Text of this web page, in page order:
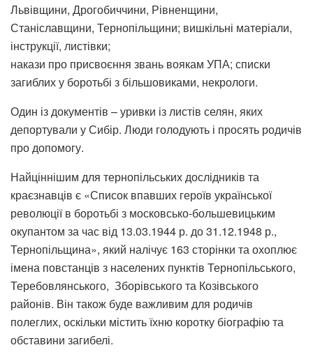
Львівщини, Дрогобиччини, Рівненщини,
Станіславщини, Тернопільщини; вишкільні матеріали,
інструкції, листівки;
накази про присвоєння звань воякам УПА; списки
загиблих у боротьбі з більшовиками, некрологи.
Один із документів – уривки із листів селян, яких
депортували у Сибір. Люди голодують і просять родичів
про допомогу.
Найціннішим для тернопільських дослідників та
краєзнавців є «Список впавших героїв української
революції в боротьбі з московсько-большевицьким
окупантом за час від 13.03.1944 р. до 31.12.1948 р.,
Тернопільщина», який налічує 163 сторінки та охоплює
імена повстанців з населених пунктів Тернопільського,
Теребовлянського, Зборівського та Козівського
районів. Він також буде важливим для родичів
полеглих, оскільки містить їхню коротку біографію та
обставини загибелі.